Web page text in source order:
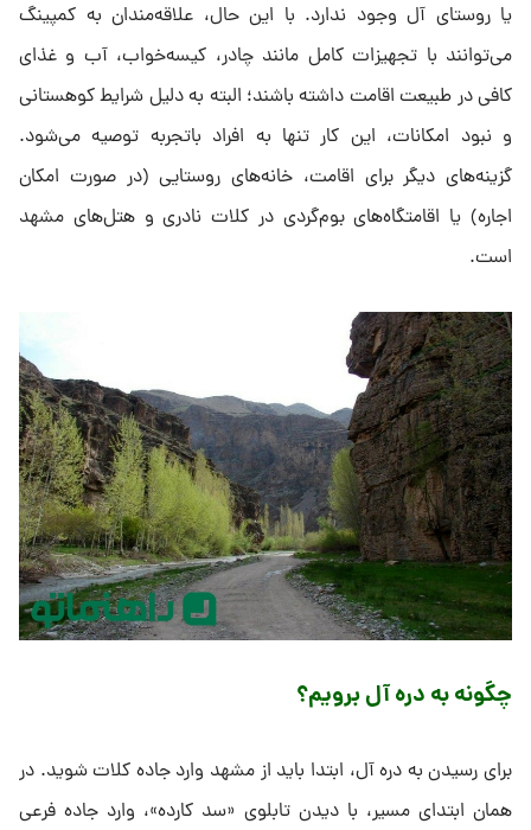
یا روستای آل وجود ندارد. با این حال، علاقه‌مندان به کمپینگ
می‌توانند با تجهیزات کامل مانند چادر، کیسه‌خواب، آب و غذای
کافی در طبیعت اقامت داشته باشند؛ البته به دلیل شرایط کوهستانی
و نبود امکانات، این کار تنها به افراد باتجربه توصیه می‌شود.
گزینه‌های دیگر برای اقامت، خانه‌های روستایی (در صورت امکان
اجاره) یا اقامتگاه‌های بوم‌گردی در کلات نادری و هتل‌های مشهد
است.
چگونه به دره آل برویم؟
برای رسیدن به دره آل، ابتدا باید از مشهد وارد جاده کلات شوید. در
همان ابتدای مسیر، با دیدن تابلوی «سد کارده»، وارد جاده فرعی